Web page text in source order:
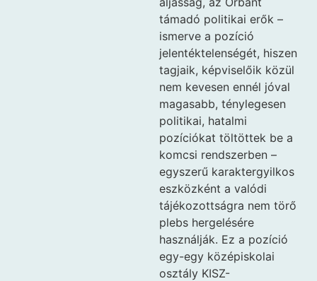
támadó politikai erők –
ismerve a pozíció
jelentéktelenségét, hiszen
tagjaik, képviselőik közül
nem kevesen ennél jóval
magasabb, ténylegesen
politikai, hatalmi
pozíciókat töltöttek be a
komcsi rendszerben –
egyszerű karaktergyilkos
eszközként a valódi
tájékozottságra nem törő
plebs hergelésére
használják. Ez a pozíció
egy-egy középiskolai
osztály KISZ-